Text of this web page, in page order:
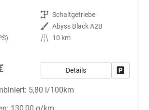
Getriebe Schaltgetriebe
Außenfarbe Abyss Black A2B
Kilometerstand
10 km
Details
5,80 l/100km
130,00 g/km